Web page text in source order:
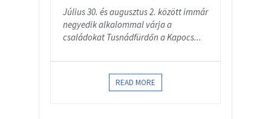
Július 30. és augusztus 2. között immár
negyedik alkalommal várja a
családokat Tusnádfürdőn a Kapocs...
READ MORE